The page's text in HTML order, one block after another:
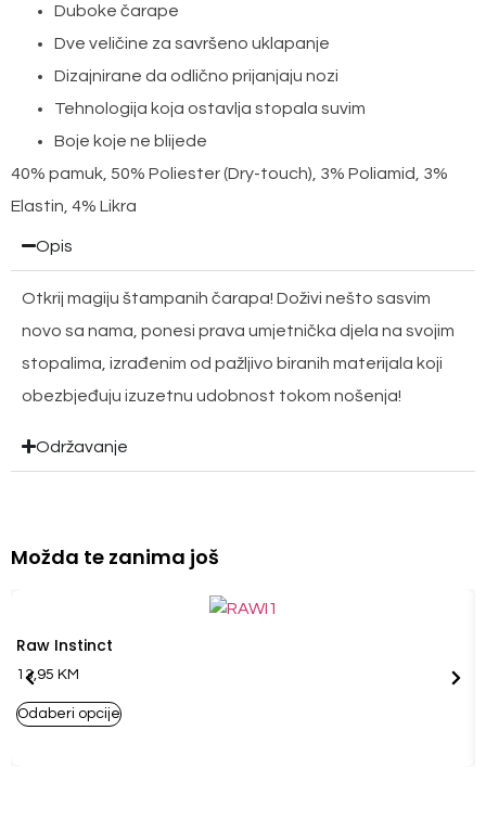
Duboke čarape
Dve veličine za savršeno uklapanje
Dizajnirane da odlično prijanjaju nozi
Tehnologija koja ostavlja stopala suvim
Boje koje ne blijede
40% pamuk, 50% Poliester (Dry-touch), 3% Poliamid, 3%
Elastin, 4% Likra
Opis
Otkrij magiju štampanih čarapa! Doživi nešto sasvim
novo sa nama, ponesi prava umjetnička djela na svojim
stopalima, izrađenim od pažljivo biranih materijala koji
obezbjeđuju izuzetnu udobnost tokom nošenja!
Održavanje
Možda te zanima još
Raw Instinct
13,95 KM
Odaberi opcije